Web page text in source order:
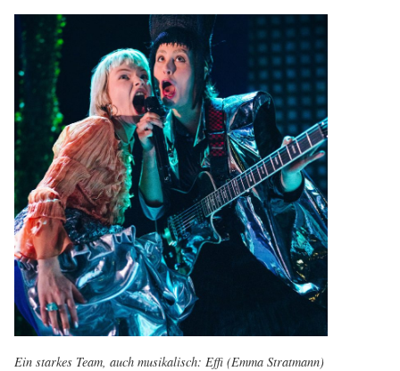
Ein starkes Team, auch musikalisch: Effi (Emma Stratmann)